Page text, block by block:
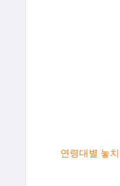
연령대별 놓